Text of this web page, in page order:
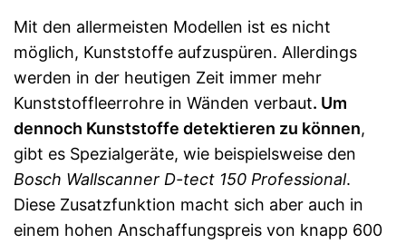
Mit den allermeisten Modellen ist es nicht
möglich, Kunststoffe aufzuspüren. Allerdings
werden in der heutigen Zeit immer mehr
Kunststoffleerrohre in Wänden verbaut. Um
dennoch Kunststoffe detektieren zu können,
gibt es Spezialgeräte, wie beispielsweise den
Bosch Wallscanner D-tect 150 Professional.
Diese Zusatzfunktion macht sich aber auch in
einem hohen Anschaffungspreis von knapp 600